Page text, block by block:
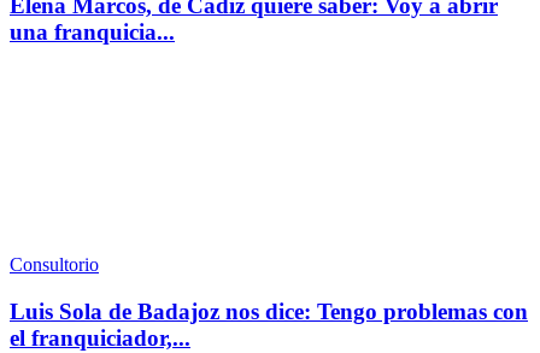
Elena Marcos, de Cádiz quiere saber: Voy a abrir
una franquicia...
Consultorio
Luis Sola de Badajoz nos dice: Tengo problemas con
el franquiciador,...